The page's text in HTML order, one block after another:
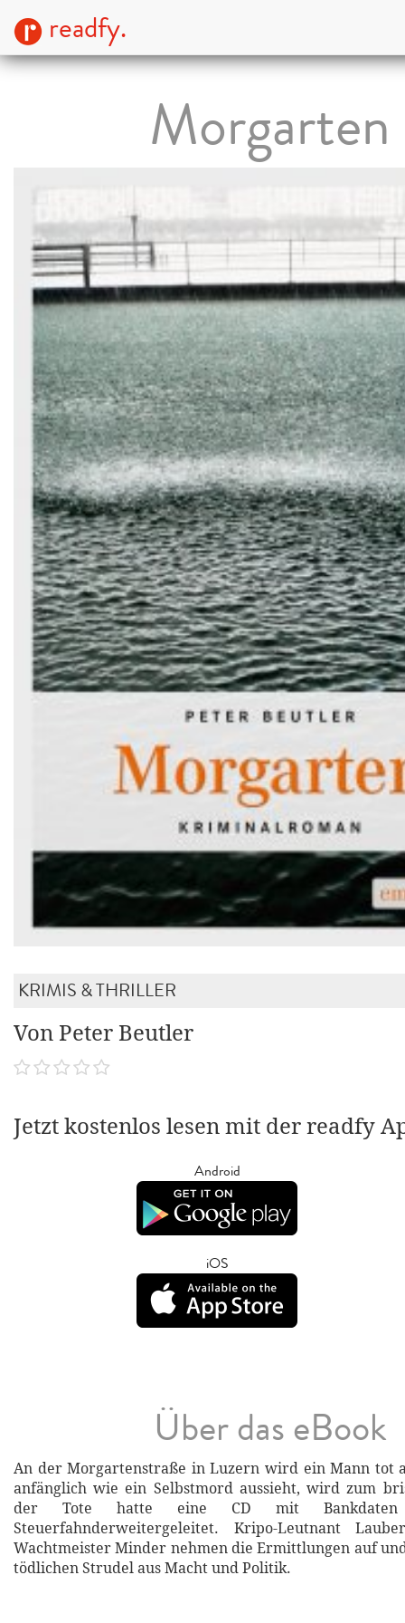
readfy.
Morgarten
KRIMIS & THRILLER
Von Peter Beutler
Jetzt kostenlos lesen mit der readfy
Android
iOS
Über das eBook
An der Morgartenstraße in Luzern wird ein Mann tot
anfänglich wie ein Selbstmord aussieht, wird zum
der Tote hatte eine CD mit Bankdaten
Steuerfahnderweitergeleitet. Kripo-Leutnant
Wachtmeister Minder nehmen die Ermittlungen auf
tödlichen Strudel aus Macht und Politik.